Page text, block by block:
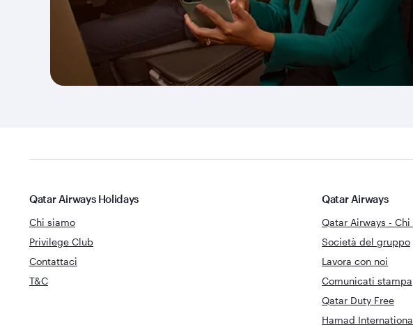
Qatar Airways Holidays
Chi siamo
Privilege Club
Contattaci
T&C
Qatar Airways
Qatar Airways -
Società del gruppo
Lavora con noi
Comunicati stampa
Qatar Duty Free
Hamad